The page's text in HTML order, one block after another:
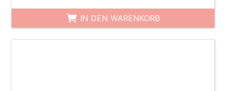
IN DEN WARENKORB